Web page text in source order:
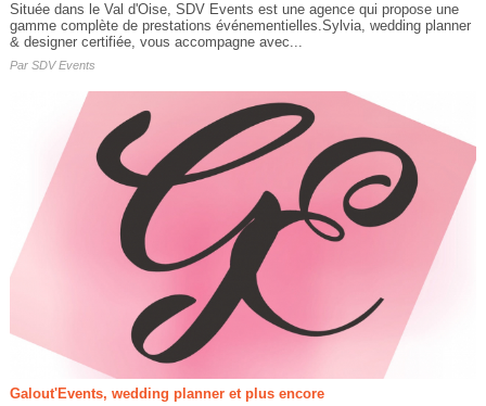
Située dans le Val d'Oise, SDV Events est une agence qui propose une
gamme complète de prestations événementielles.Sylvia, wedding planner
& designer certifiée, vous accompagne avec...
Par SDV Events
Galout'Events, wedding planner et plus encore